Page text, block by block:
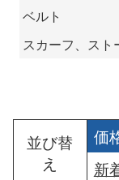
ベルト
スカーフ、スト
並び替
え
価
新